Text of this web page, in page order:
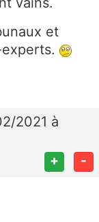
et
2021 à
+ -